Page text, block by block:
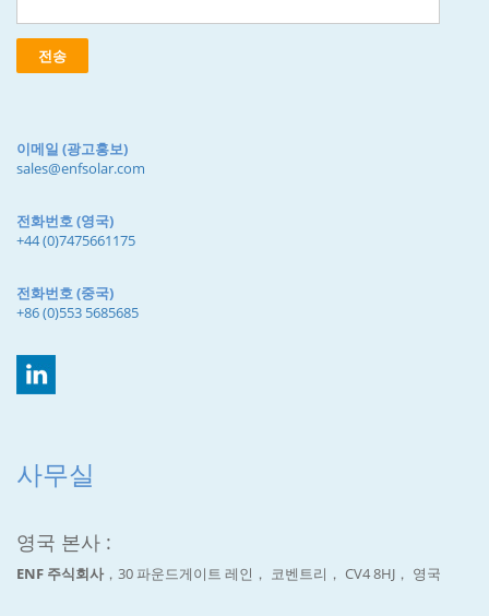
전송
이메일 (광고홍보)
sales@enfsolar.com
전화번호 (영국)
+44 (0)7475661175
전화번호 (중국)
+86 (0)553 5685685
사무실
영국 본사 :
ENF 주식회사，30 파운드게이트 레인， 코벤트리， CV4 8HJ， 영국